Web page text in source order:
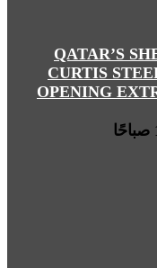
QATAR’S
CURTIS
OPENING